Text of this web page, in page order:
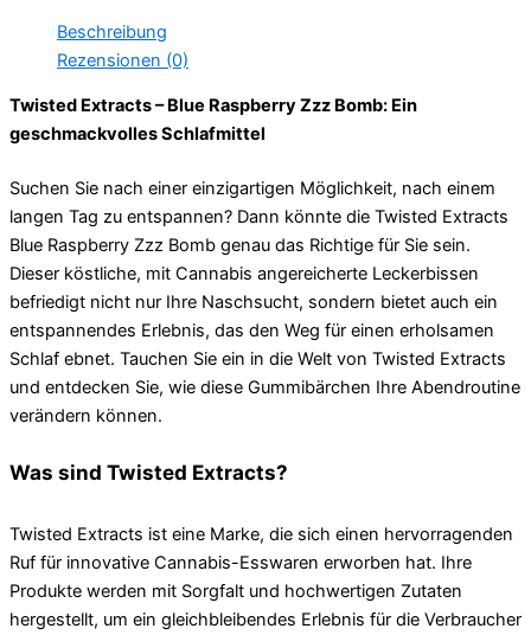
MengeBeschreibung
Rezensionen (0)
Twisted Extracts – Blue Raspberry Zzz Bomb: Ein
geschmackvolles Schlafmittel
Suchen Sie nach einer einzigartigen Möglichkeit, nach einem
langen Tag zu entspannen? Dann könnte die Twisted Extracts
Blue Raspberry Zzz Bomb genau das Richtige für Sie sein.
Dieser köstliche, mit Cannabis angereicherte Leckerbissen
befriedigt nicht nur Ihre Naschsucht, sondern bietet auch ein
entspannendes Erlebnis, das den Weg für einen erholsamen
Schlaf ebnet. Tauchen Sie ein in die Welt von Twisted Extracts
und entdecken Sie, wie diese Gummibärchen Ihre Abendroutine
verändern können.
Was sind Twisted Extracts?
Twisted Extracts ist eine Marke, die sich einen hervorragenden
Ruf für innovative Cannabis-Esswaren erworben hat. Ihre
Produkte werden mit Sorgfalt und hochwertigen Zutaten
hergestellt, um ein gleichbleibendes Erlebnis für die Verbraucher